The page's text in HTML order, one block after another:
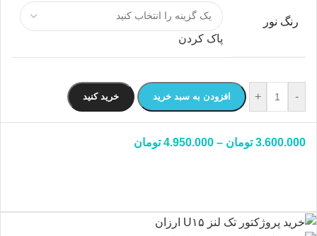
رنگ نور
پاک کردن
-
+ افزودن به سبد خرید خرید کنید
3.600.000 تومان –
4.950.000 تومان